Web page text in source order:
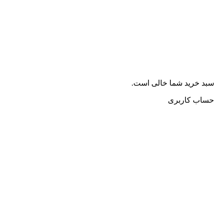
سبد خرید شما خالی است.
حساب کاربری